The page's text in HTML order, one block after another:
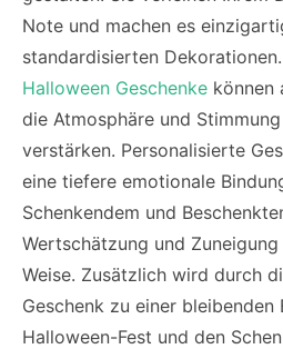
Note und machen es
standardisierten Dekorationen.
Halloween Geschenke können
die Atmosphäre und
verstärken. Personalisierte
eine tiefere emotionale
Schenkendem und
Wertschätzung und
Weise. Zusätzlich wird durch
Geschenk zu einer bleibenden
Halloween-Fest und den